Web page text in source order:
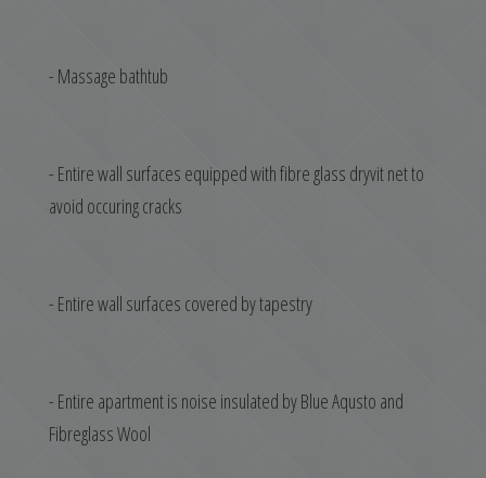
- Massage bathtub
- Entire wall surfaces equipped with fibre glass dryvit net to
avoid occuring cracks
- Entire wall surfaces covered by tapestry
- Entire apartment is noise insulated by Blue Aqusto and
Fibreglass Wool